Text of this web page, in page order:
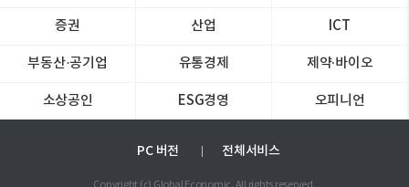
증권 산업 ICT
부동산·공기업 유통경제 제약∙바이오
소상공인 ESG경영 오피니언
PC 버전 전체서비스
Copyright (c) Global Economic. All rights reserved.